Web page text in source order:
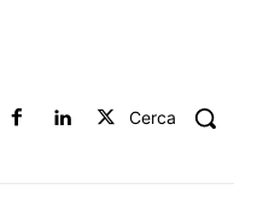
Cerca